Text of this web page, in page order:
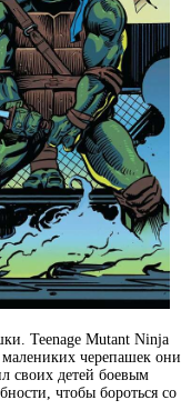
Teenage Mutant Ninja
черепашек они
своих детей боевым
чтобы бороться со